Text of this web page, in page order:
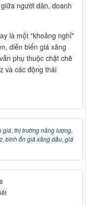
người dân, doanh
là một "khoảng nghỉ"
diễn biến giá xăng
phụ thuộc chặt chẽ
và các động thái
giá, thị trường năng lượng,
, bình ổn giá xăng dầu, giá